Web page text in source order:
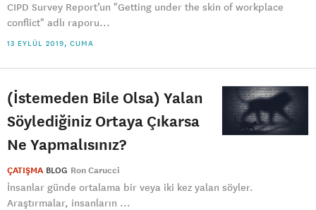
CIPD Survey Report’un "Getting under the skin of workplace
conflict" adlı raporu...
13 EYLÜL 2019, CUMA
(İstemeden Bile Olsa) Yalan
Söylediğiniz Ortaya Çıkarsa
Ne Yapmalısınız?
ÇATIŞMA BLOG Ron Carucci
İnsanlar günde ortalama bir veya iki kez yalan söyler.
Araştırmalar, insanların ...